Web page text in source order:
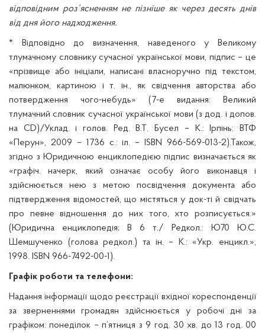
відповідним роз’ясненням не пізніше як через десять днів
від дня його надходження.
* Відповідно до визначення, наведеного у Великому
тлумачному словнику сучасної української мови, підпис – це
«прізвище або ініціали, написані власноручно під текстом,
малюнком, картиною і т. ін., як свідчення авторства або
потвердження чого-небудь» (7-е видання: Великий
тлумачний словник сучасної української мови (з дод. і допов.
на CD)/Уклад. і голов. Ред. В.Т. Бусел – К.: Ірпінь: ВТФ
«Перун», 2009 – 1736 с.: іл. – ISBN 966-569-013-2).Також,
згідно з Юридичною енциклопедією підпис визначається як
«графіч. начерк, який означає особу його виконавця і
здійснюється нею з метою посвідчення документа або
підтвердження відомостей, що містяться у док-ті й свідчать
про певне відношення до них того, хто розписується.»
(Юридична енциклопедія; В 6 т./ Редкол.: Ю70 Ю.С.
Шемшученко (голова редкол.) та ін. – К.: «Укр. енцикл.»,
1998. ISBN 966-7492-00-1).
Графік роботи та телефони:
Надання інформації щодо реєстрації вхідної кореспонденції
за зверненнями громадян здійснюється у робочі дні за
графіком: понеділок – п’ятниця з 9 год. 30 хв. до 13 год. 00